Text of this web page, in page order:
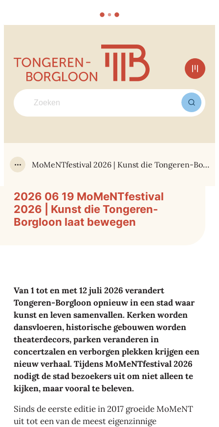
Waarmee kunnen we jou helpen?
Toon alle broodkruimel items
MoMeNTfestival 2026 | Kunst die Tongeren-Borgloon laat bewegen
2026 06 19 MoMeNTfestival
2026 | Kunst die Tongeren-
Borgloon laat bewegen
Van 1 tot en met 12 juli 2026 verandert
Tongeren-Borgloon opnieuw in een stad waar
kunst en leven samenvallen. Kerken worden
dansvloeren, historische gebouwen worden
theaterdecors, parken veranderen in
concertzalen en verborgen plekken krijgen een
nieuw verhaal. Tijdens MoMeNTfestival 2026
nodigt de stad bezoekers uit om niet alleen te
kijken, maar vooral te beleven.
Sinds de eerste editie in 2017 groeide MoMeNT
uit tot een van de meest eigenzinnige